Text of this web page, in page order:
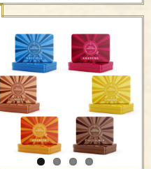
La Nocciolina – F.lli